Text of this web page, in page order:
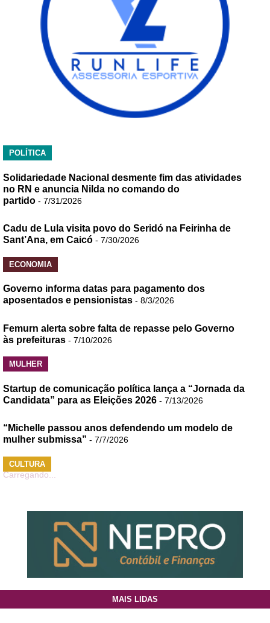
POLÍTICA
Solidariedade Nacional desmente fim das atividades
no RN e anuncia Nilda no comando do
partido - 7/31/2026
Cadu de Lula visita povo do Seridó na Feirinha de
Sant’Ana, em Caicó - 7/30/2026
ECONOMIA
Governo informa datas para pagamento dos
aposentados e pensionistas - 8/3/2026
Femurn alerta sobre falta de repasse pelo Governo
às prefeituras - 7/10/2026
MULHER
Startup de comunicação política lança a “Jornada da
Candidata” para as Eleições 2026 - 7/13/2026
“Michelle passou anos defendendo um modelo de
mulher submissa” - 7/7/2026
CULTURA
Carregando...
MAIS LIDAS